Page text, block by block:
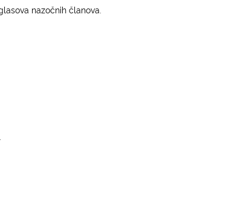
nazočnih članova.